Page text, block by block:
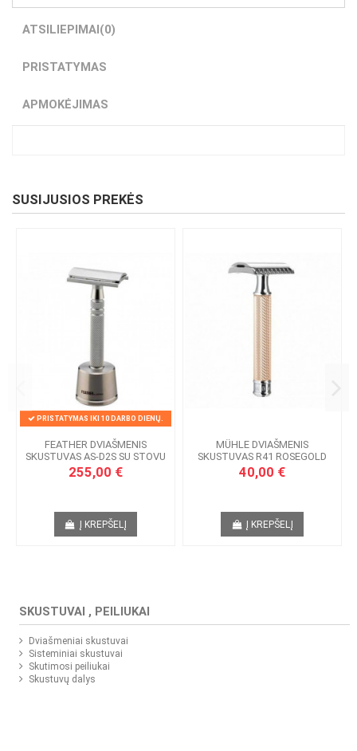
ATSILIEPIMAI(0)
PRISTATYMAS
APMOKĖJIMAS
SUSIJUSIOS PREKĖS
PRISTATYMAS IKI 10 DARBO DIENŲ.
FEATHER DVIAŠMENIS
SKUSTUVAS AS-D2S SU STOVU
255,00 €
Į KREPŠELĮ
MÜHLE DVIAŠMENIS
SKUSTUVAS R41 ROSEGOLD
40,00 €
Į KREPŠELĮ
SKUSTUVAI , PEILIUKAI
Dviašmeniai skustuvai
Sisteminiai skustuvai
Skutimosi peiliukai
Skustuvų dalys